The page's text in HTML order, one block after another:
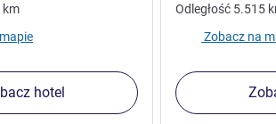
km
hotel
Odległość 5.515
Zobacz na